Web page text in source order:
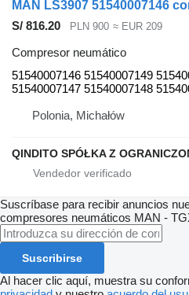
S/ 816.20 PLN 900 ≈ EUR 209
Compresor neumático
51540007146 51540007149
51540007147 51540007148
Polonia, Michałów
Suscríbase para recibir anuncios
compresores neumáticos MAN -
Suscribirse
Al hacer clic aquí, muestra su